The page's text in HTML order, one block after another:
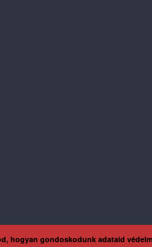
hogyan gondoskodunk adataid